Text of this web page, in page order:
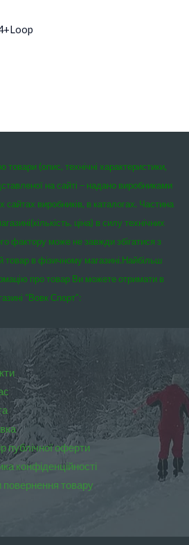
товари (опис, технічні характеристики,
на сайті – надано виробниками
сайтах виробників, в каталогах. Частина
ціна) в силу технічних
фактору може не завжди збігатися з
в фізичному магазині.Найбільш
про товар Ви можете отримати в
“Вовк Спорт”:
публічної оферти
конфіденційності
повернення товару